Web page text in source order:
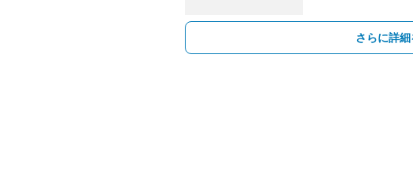
さらに詳